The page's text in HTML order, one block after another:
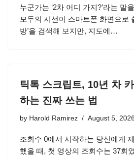
누군가는 ‘2차 어디 가지?’라는 말
모두의 시선이 스마트폰 화면으로
방’을 검색해 보지만, 지도에…
틱톡 스크립트, 10년 차
하는 진짜 쓰는 법
by Harold Ramirez August 5, 2026
조회수 0에서 시작하는 당신에게
했을 때, 첫 영상의 조회수는 37회